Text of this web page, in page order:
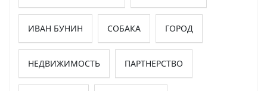
ИВАН БУНИН СОБАКА ГОРОД
НЕДВИЖИМОСТЬ ПАРТНЕРСТВО